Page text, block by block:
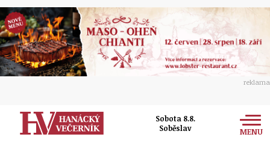
reklama
Sobota 8.8.
Soběslav
MENU